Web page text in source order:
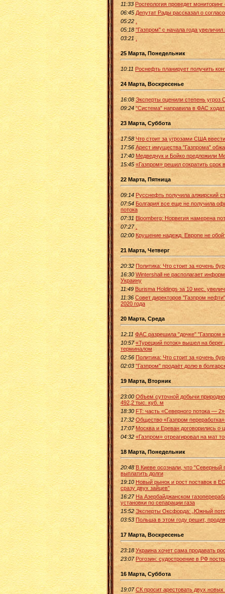
11:33 Росгеология проведет
06:45 Депутат Рады рассказал о
05:22
05:18 "Газпром" с начала года
03:21
25 Марта, Понедельник
10:11 Роснефть планирует получить
24 Марта, Воскресенье
16:08 Эксперты оценили степень
09:24 "Система" направила в ФАС
23 Марта, Суббота
17:58 Что стоит за угрозами США
17:56 Арест имущества "Газпрома"
17:40 Медведчук и Бойко предложили
15:45 «Газпром» решил сократить срок
22 Марта, Пятница
09:14 Русснефть получила алжирский
07:54 Болгария все еще не получила
потока
07:31 Bloomberg: Норвегия намерена
07:27
02:00 Крушение надежд. Европе не
21 Марта, Четверг
20:32 Политика: Что стоит за «очень
16:30 Wintershall не располагает
Украину
11:49 Burisma Holdings за 10 мес.
11:36 Совет директоров "Газпром
2020 года
20 Марта, Среда
12:11 ФАС разрешила "дочке" "Газпром
10:57 «Турецкий поток» вышел на
терминалом
02:56 Политика: Что стоит за «очень
02:03 "Газпром" продаёт долю в
19 Марта, Вторник
23:00 Объем суточной добычи
492,2 тыс. куб. м
18:30 FT: часть «Северного потока —
17:32 Общество «Газпром
17:07 Москва и Ереван договорились о
04:32 «Газпром» отреагировал на мат
18 Марта, Понедельник
20:48 В Киеве осознали, что "Северный
выплатить долги
19:10 Новый рынок и рост поставок в
сразу двух зайцев"
16:27 На Азербайджанском
установки по сепарации газа
15:52 Эксперты Оксфорда: „Южный
03:53 Польша в этом году решит,
17 Марта, Воскресенье
23:18 Украина хочет сама продавать
23:07 Рогозин: судостроение в РФ
16 Марта, Суббота
19:07 СК просит арестовать двух